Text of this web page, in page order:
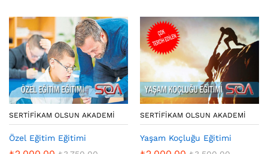
SERTIFIKAM OLSUN AKADEMI
Özel Eğitim Eğitimi
SERTIFIKAM OLSUN AKADEMI
Yaşam Koçluğu Eğitimi